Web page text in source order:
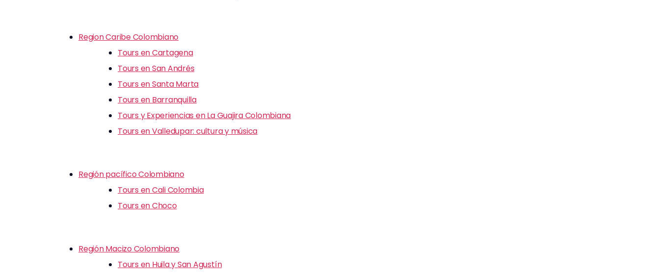
Region Caribe Colombiano
Tours en Cartagena
Tours en San Andrés
Tours en Santa Marta
Tours en Barranquilla
Tours y Experiencias en La Guajira Colombiana
Tours en Valledupar: cultura y música
Región pacífico Colombiano
Tours en Cali Colombia
Tours en Choco
Región Macizo Colombiano
Tours en Huila y San Agustín